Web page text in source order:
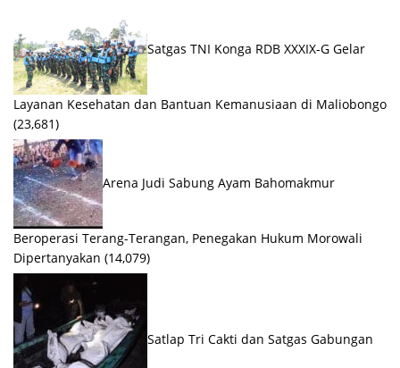
Satgas TNI Konga RDB XXXIX-G Gelar
Layanan Kesehatan dan Bantuan Kemanusiaan di Maliobongo
(23,681)
Arena Judi Sabung Ayam Bahomakmur
Beroperasi Terang-Terangan, Penegakan Hukum Morowali
Dipertanyakan (14,079)
Satlap Tri Cakti dan Satgas Gabungan